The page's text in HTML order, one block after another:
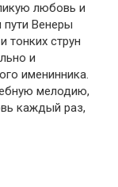
любовь и
пути Венеры
струн
и
именинника.
мелодию,
каждый раз,